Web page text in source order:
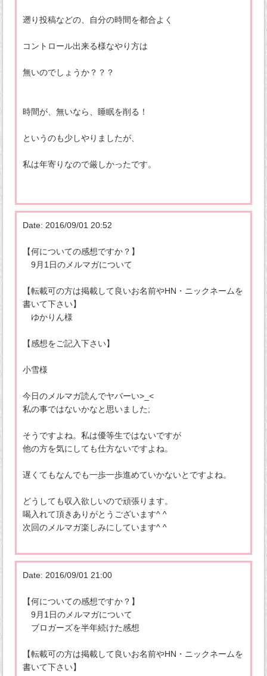
遡り投稿などの、自分の時間を都合よく
コントロール出来る様なやり方は
無いのでしょうか？？？
時間が、無いなら、睡眠を削る！
というのも少しやりましたが、
私は年寄りなので厳しかったです。
Date: 2016/09/01 20:52
【何についての感想ですか？】
9月1日のメルマガについて
【転載可の方は掲載して良いお名前やHN・ニックネームを
書いて下さい】
ゆかりん様
【感想をご記入下さい】
小雪様
今日のメルマガ読んでヤバーい>_<
私の事ではないかなと思いました;
そうですよね。私は優等生ではないですが
他の方を気にしても仕方ないですよね。
遅くてもなんでも一歩一歩進めていかないとですよね。
どうしても収入欲しいので頑張ります。
喝入れて頂きありがとうございます^ ^
次回のメルマガ楽しみにしています^ ^
Date: 2016/09/01 21:00
【何についての感想ですか？】
9月1日のメルマガについて
ブロガーズを半年続けた感想
【転載可の方は掲載して良いお名前やHN・ニックネームを
書いて下さい】